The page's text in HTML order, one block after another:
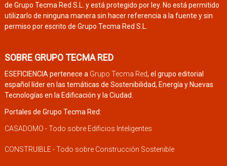
de Grupo Tecma Red S.L. y está protegido por ley. No está permitido
utilizarlo de ninguna manera sin hacer referencia a la fuente y sin
permiso por escrito de Grupo Tecma Red S.L.
SOBRE GRUPO TECMA RED
ESEFICIENCIA pertenece a Grupo Tecma Red, el grupo editorial
español líder en las temáticas de Sostenibilidad, Energía y Nuevas
Tecnologías en la Edificación y la Ciudad.
Portales de Grupo Tecma Red:
CASADOMO - Todo sobre Edificios Inteligentes
CONSTRUIBLE - Todo sobre Construcción Sostenible